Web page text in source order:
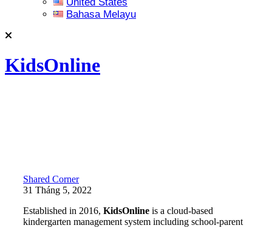
Bahasa Melayu
KidsOnline
Shared Corner
31 Tháng 5, 2022
Established in 2016, KidsOnline is a cloud-based
kindergarten management system including school-parent